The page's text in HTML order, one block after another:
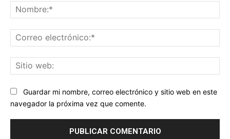
Guardar mi nombre, correo electrónico y sitio web en este
navegador la próxima vez que comente.